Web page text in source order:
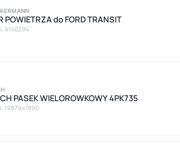
POWIETRZA do FORD TRANSIT
A140294
PASEK WIELOROWKOWY 4PK735
1987947890